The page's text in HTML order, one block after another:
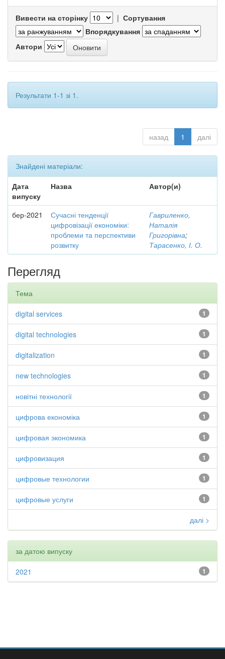
Вивести на сторінку | Сортування
Впорядкування
Автори
Результати 1-1 зі 1.
назад 1 далі
Знайдені матеріали:
Дата
випуску
Назва Автор(и)
бер-2021
Сучасні тенденції
цифровізації економіки:
проблеми та перспективи
розвитку
Гавриленко,
Наталія
Григорівна;
Тарасенко, І. О.
Перегляд
Тема
1
digital services
1
digital technologies
1
digitalization
1
new technologies
1
новітні технології
1
цифрова економіка
1
цифровая экономика
1
цифровизация
1
цифровые технологии
1
цифровые услуги
далі >
за датою випуску
1
2021